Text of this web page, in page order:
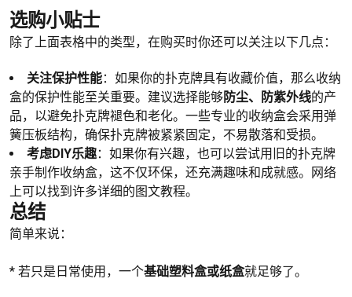
选购小贴士
除了上面表格中的类型，在购买时你还可以关注以下几点：
关注保护性能：如果你的扑克牌具有收藏价值，那么收纳
盒的保护性能至关重要。建议选择能够防尘、防紫外线的产
品，以避免扑克牌褪色和老化。一些专业的收纳盒会采用弹
簧压板结构，确保扑克牌被紧紧固定，不易散落和受损。
考虑DIY乐趣：如果你有兴趣，也可以尝试用旧的扑克牌
亲手制作收纳盒，这不仅环保，还充满趣味和成就感。网络
上可以找到许多详细的图文教程。
总结
简单来说：
* 若只是日常使用，一个基础塑料盒或纸盒就足够了。